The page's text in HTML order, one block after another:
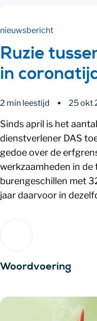
nieuwsbericht
Ruzie
in
2 min leestijd 25 okt
Sinds april is het
dienstverlener DAS
gedoe over de
werkzaamheden in
burengeschillen met
jaar daarvoor in
Woordvoering